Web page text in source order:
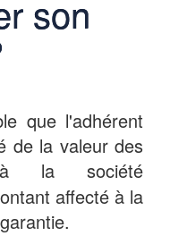
son
que l'adhérent
de la valeur des
à la société
affecté à la